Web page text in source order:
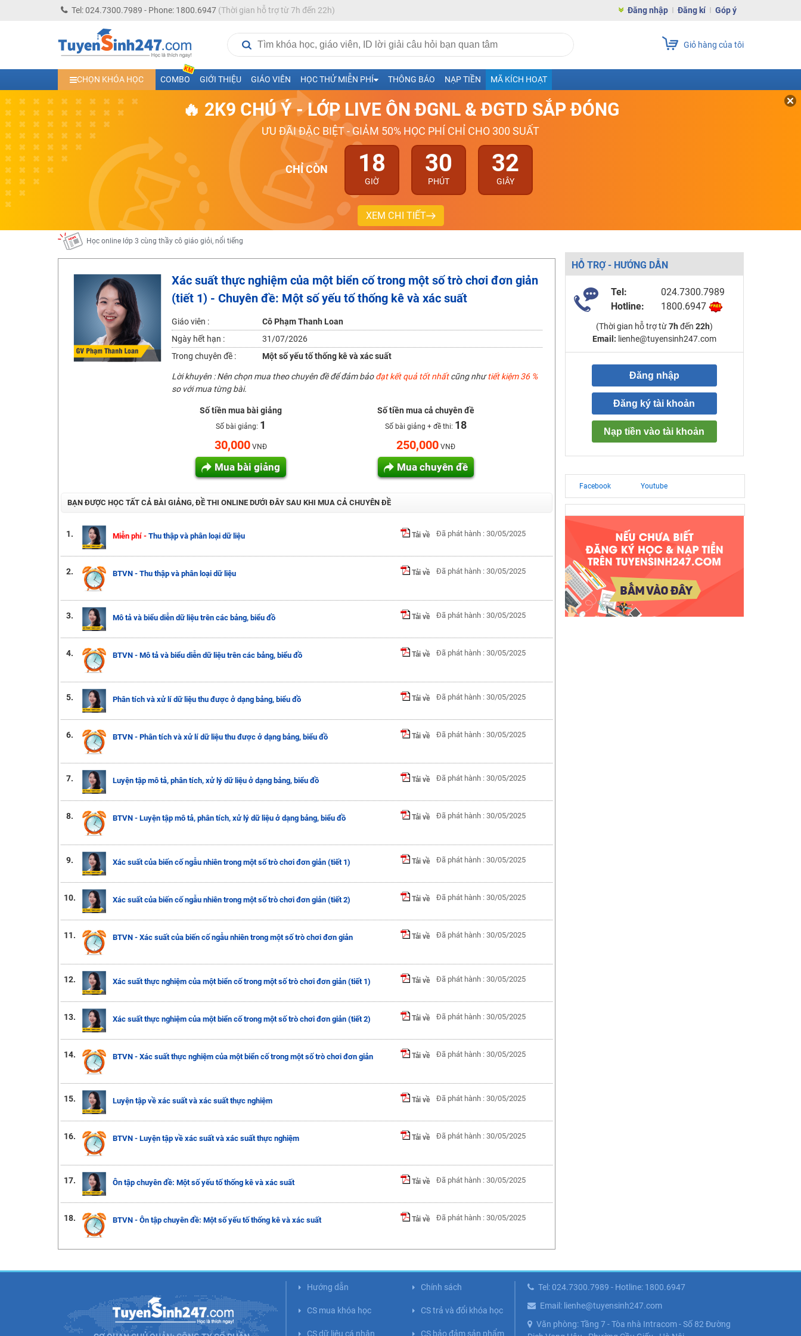
Tel: 024.7300.7989 - Phone: 1800.6947(Thời gian hỗ trợ từ 7h đến 22h) Đăng nhập Đăng kí Góp ý
Giỏ hàng của tôi
CHỌN KHÓA HỌC COMBO GIỚI THIỆU GIÁO VIÊN HỌC THỬ MIỄN PHÍ THÔNG BÁO NẠP TIỀN MÃ KÍCH HOẠT
🔥 2K9 CHÚ Ý - LỚP LIVE ÔN ĐGNL & ĐGTD SẮP ĐÓNG
ƯU ĐÃI ĐẶC BIỆT - GIẢM 50% HỌC PHÍ CHỈ CHO 300 SUẤT
CHỈ CÒN 18
GIỜ
30
PHÚT
31
GIÂY
XEM CHI TIẾT
Học trực tuyến lớp 10 các môn Toán - Lý - Hóa - Văn - Anh- Sinh-Sử-Địa cùng Thầy Cô giỏi, nổi tiếng
Học online trực tuyến cấp Tiểu học và THCS năm học 2026-2027
Học online lớp 5 cùng thầy cô giáo giỏi, nổi tiếng
Học online lớp 7 cùng thầy cô giáo giỏi
Học online lớp 6 cùng thầy cô giỏi, nổi tiếng
Học online lớp 8 cùng thầy cô giáo giỏi
2K13! Bứt Phá Lớp 5 Năm Học 2023 - 2024
Học online lớp 4 cùng thầy cô giáo giỏi, nổi tiếng
Học online lớp 3 cùng thầy cô giáo giỏi, nổi tiếng
Học online lớp 2 với thầy cô giáo giỏi, nổi tiếng
2K6! Lộ Trình Sun 2024 - Ba bước luyện thi TN THPT - ĐH ít nhất 25 điểm
Hot! Lễ hội đồng giá 449K - 499K toàn bộ khoá học tại Tuyensinh247 (Từ 16-18/07/2025)
Khuyến Mãi Khoá Học 1K Chỉ Từ 11-13/09/2024
Đồng giá khóa học 499K - 399K (13/11-15/11)
Khai giảng các khóa lớp 9 Toán - Lý - Hóa - Văn - Anh năm 2018
Luyện thi vào lớp 10 môn Toán, Văn, Hóa, Anh, Lý với giáo viên giỏi và nổi tiếng
Xác suất thực nghiệm của một biển cố trong một số trò chơi đơn giản
(tiết 1) - Chuyên đề: Một số yếu tố thống kê và xác suất
Giáo viên :
Cô Phạm Thanh Loan
Ngày hết hạn :
31/07/2026
Trong chuyên đề :
Một số yếu tố thống kê và xác suất
Lời khuyên : Nên chọn mua theo chuyên đề để đảm bảođạt kết quả tốt nhấtcũng nhưtiết kiệm 36 %
so với mua từng bài.
Số tiền mua bài giảng
Số bài giảng: 1
30,000VNĐ
Mua bài giảng
Số tiền mua cả chuyên đề
Số bài giảng + đề thi: 18
250,000 VNĐ
Mua chuyên đề
BẠN ĐƯỢC HỌC TẤT CẢ BÀI GIẢNG, ĐỀ THI ONLINE DƯỚI ĐÂY SAU KHI MUA CẢ CHUYÊN ĐỀ
1. Miễn phí - Thu thập và phân loại dữ liệu Tải về Đã phát hành : 30/05/2025
2. BTVN - Thu thập và phân loại dữ liệu Tải về Đã phát hành : 30/05/2025
3. Mô tả và biểu diễn dữ liệu trên các bảng, biểu đồ Tải về Đã phát hành : 30/05/2025
4. BTVN - Mô tả và biểu diễn dữ liệu trên các bảng, biểu đồ Tải về Đã phát hành : 30/05/2025
5. Phân tích và xử lí dữ liệu thu được ở dạng bảng, biểu đồ Tải về Đã phát hành : 30/05/2025
6. BTVN - Phân tích và xử lí dữ liệu thu được ở dạng bảng, biểu đồ Tải về Đã phát hành : 30/05/2025
7. Luyện tập mô tả, phân tích, xử lý dữ liệu ở dạng bảng, biểu đồ Tải về Đã phát hành : 30/05/2025
8. BTVN - Luyện tập mô tả, phân tích, xử lý dữ liệu ở dạng bảng, biểu đồ Tải về Đã phát hành : 30/05/2025
9. Xác suất của biến cố ngẫu nhiên trong một số trò chơi đơn giản (tiết 1) Tải về Đã phát hành : 30/05/2025
10. Xác suất của biến cố ngẫu nhiên trong một số trò chơi đơn giản (tiết 2) Tải về Đã phát hành : 30/05/2025
11. BTVN - Xác suất của biến cố ngẫu nhiên trong một số trò chơi đơn giản Tải về Đã phát hành : 30/05/2025
12. Xác suất thực nghiệm của một biển cố trong một số trò chơi đơn giản (tiết 1) Tải về Đã phát hành : 30/05/2025
13. Xác suất thực nghiệm của một biển cố trong một số trò chơi đơn giản (tiết 2) Tải về Đã phát hành : 30/05/2025
14. BTVN - Xác suất thực nghiệm của một biển cố trong một số trò chơi đơn giản Tải về Đã phát hành : 30/05/2025
15. Luyện tập về xác suất và xác suất thực nghiệm Tải về Đã phát hành : 30/05/2025
16. BTVN - Luyện tập về xác suất và xác suất thực nghiệm Tải về Đã phát hành : 30/05/2025
17. Ôn tập chuyên đề: Một số yếu tố thống kê và xác suất Tải về Đã phát hành : 30/05/2025
18. BTVN - Ôn tập chuyên đề: Một số yếu tố thống kê và xác suất Tải về Đã phát hành : 30/05/2025
HỖ TRỢ - HƯỚNG DẪN
Tel:
024.7300.7989
Hotline:
1800.6947
(Thời gian hỗ trợ từ7h đến 22h)
Email: lienhe@tuyensinh247.com
Đăng nhập
Đăng ký tài khoản
Nạp tiền vào tài khoản
Facebook Youtube
Hướng dẫn Chính sách
CS mua khóa học CS trả và đổi khóa học
CS dữ liệu cá nhân CS bảo đảm sản phẩm
Tel: 024.7300.7989 - Hotline: 1800.6947
Email: lienhe@tuyensinh247.com
Văn phòng: Tầng 7 - Tòa nhà Intracom - Số 82 Đường